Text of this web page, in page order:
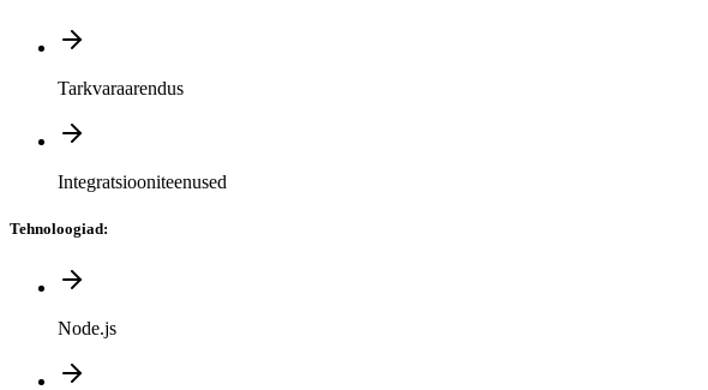
Tarkvaraarendus
Integratsiooniteenused
Tehnoloogiad:
Node.js